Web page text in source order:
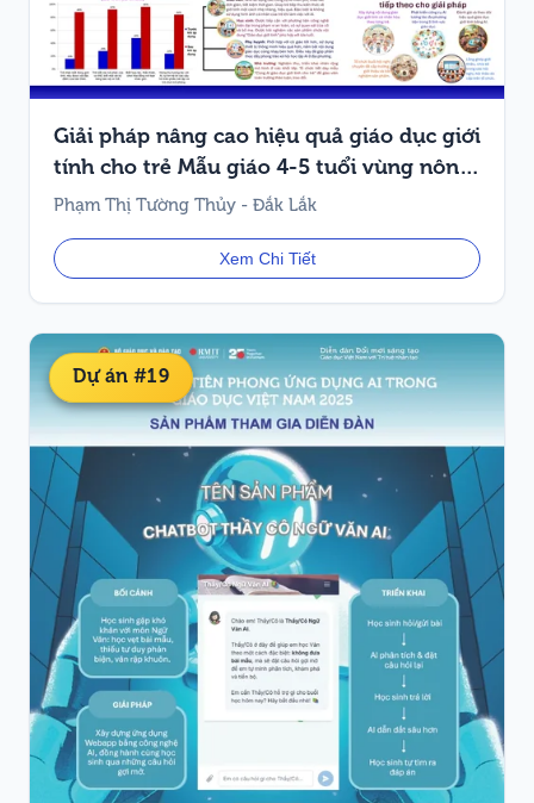
Giải pháp nâng cao hiệu quả giáo dục giới
tính cho trẻ Mẫu giáo 4-5 tuổi vùng nông
thôn và miền núi nhờ công cụ hỗ trợ AI.
Phạm Thị Tường Thủy - Đắk Lắk
Xem Chi Tiết
Dự án #19